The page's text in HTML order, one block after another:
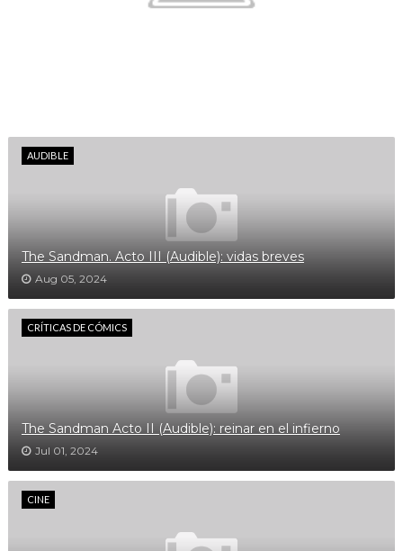
AUDIBLE
The Sandman. Acto III (Audible): vidas breves
Aug 05, 2024
CRÍTICAS DE CÓMICS
The Sandman Acto II (Audible): reinar en el infierno
Jul 01, 2024
CINE